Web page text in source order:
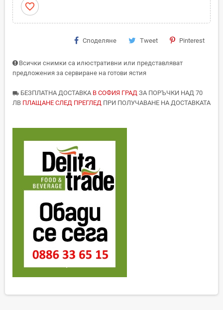
favorite_border
Споделяне Tweet Pinterest
Всички снимки са илюстративни или представляват
предложения за сервиране на готови ястия
local_shipping БЕЗПЛАТНА ДОСТАВКА В СОФИЯ ГРАД ЗА ПОРЪЧКИ НАД 70
ЛВ ПЛАЩАНЕ СЛЕД ПРЕГЛЕД ПРИ ПОЛУЧАВАНЕ НА ДОСТАВКАТА